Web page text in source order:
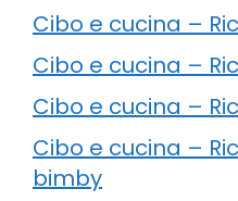
Cibo e cucina –
Cibo e cucina –
Cibo e cucina –
Cibo e cucina –
bimby